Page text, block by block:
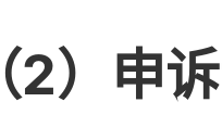
（2）申